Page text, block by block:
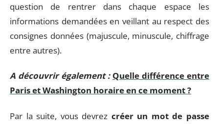
question de rentrer dans chaque espace les
informations demandées en veillant au respect des
consignes données (majuscule, minuscule, chiffrage
entre autres).
A découvrir également : Quelle différence entre
Paris et Washington horaire en ce moment ?
Par la suite, vous devrez créer un mot de passe